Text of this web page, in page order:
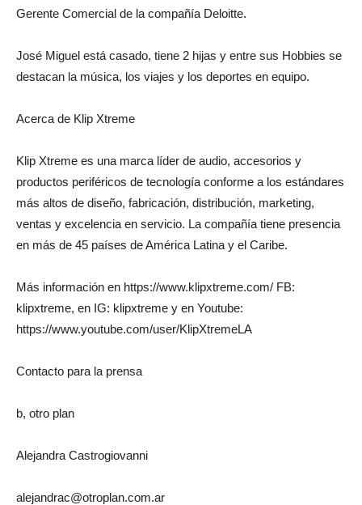
Gerente Comercial de la compañía Deloitte.
José Miguel está casado, tiene 2 hijas y entre sus Hobbies se
destacan la música, los viajes y los deportes en equipo.
Acerca de Klip Xtreme
Klip Xtreme es una marca líder de audio, accesorios y
productos periféricos de tecnología conforme a los estándares
más altos de diseño, fabricación, distribución, marketing,
ventas y excelencia en servicio. La compañía tiene presencia
en más de 45 países de América Latina y el Caribe.
Más información en https://www.klipxtreme.com/ FB:
klipxtreme, en IG: klipxtreme y en Youtube:
https://www.youtube.com/user/KlipXtremeLA
Contacto para la prensa
b, otro plan
Alejandra Castrogiovanni
alejandrac@otroplan.com.ar